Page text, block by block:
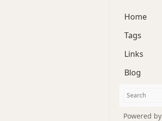
Home
Tags
Links
Blog
Powered by